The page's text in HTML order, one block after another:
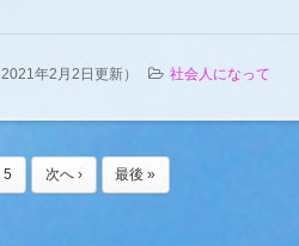
2021年2月2日更新） 社会人になって
5 次へ › 最後 »